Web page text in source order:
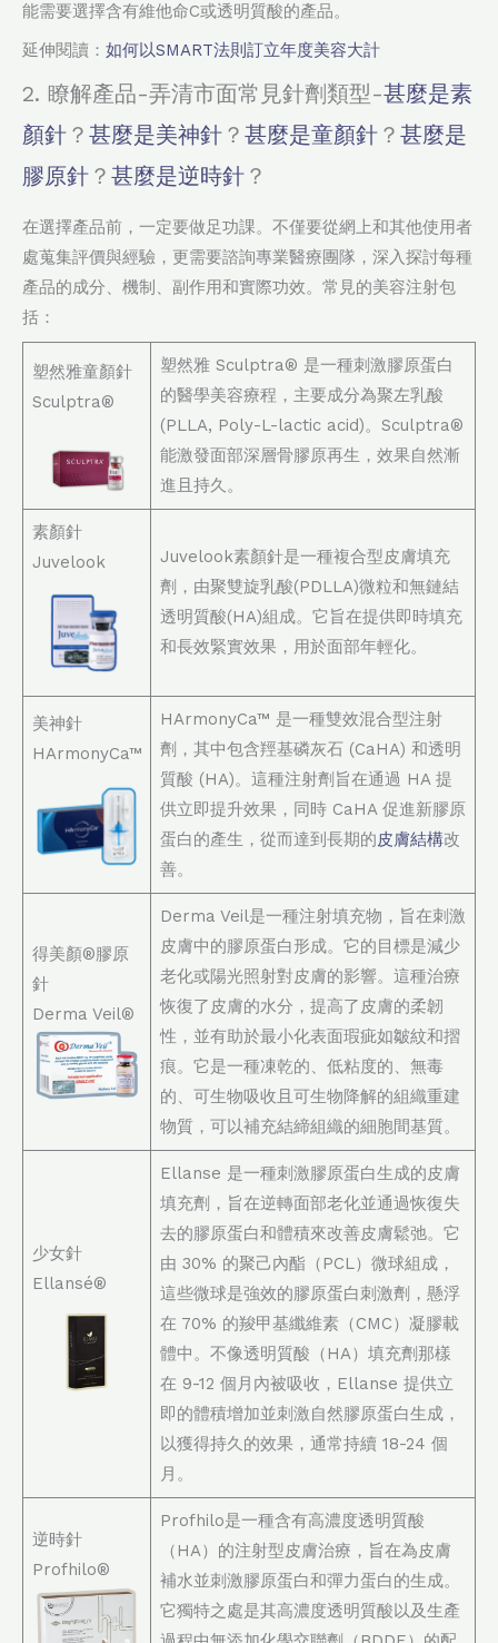
能需要選擇含有維他命C或透明質酸的產品。
延伸閱讀： 如何以SMART法則訂立年度美容大計
2. 瞭解產品-弄清市面常見針劑類型-甚麼是素
顏針 ？ 甚麼是美神針 ？ 甚麼是童顏針 ？ 甚麼是
膠原針 ？ 甚麼是逆時針 ？
在選擇產品前，一定要做足功課。不僅要從網上和其他使用者
處蒐集評價與經驗，更需要諮詢專業醫療團隊，深入探討每種
產品的成分、機制、副作用和實際功效。常見的美容注射包
括：
塑然雅童顏針
Sculptra®
塑然雅 Sculptra® 是一種刺激膠原蛋白
的醫學美容療程，主要成分為聚左乳酸
(PLLA, Poly-L-lactic acid)。Sculptra®
能激發面部深層骨膠原再生，效果自然漸
進且持久。
素顏針
Juvelook
Juvelook素顏針是一種複合型皮膚填充
劑，由聚雙旋乳酸(PDLLA)微粒和無鏈結
透明質酸(HA)組成。它旨在提供即時填充
和長效緊實效果，用於面部年輕化。
美神針
HArmonyCa™
HArmonyCa™ 是一種雙效混合型注射
劑，其中包含羥基磷灰石 (CaHA) 和透明
質酸 (HA)。這種注射劑旨在通過 HA 提
供立即提升效果，同時 CaHA 促進新膠原
蛋白的產生，從而達到長期的皮膚結構改
善。
得美顏®膠原
針
Derma Veil®
Derma Veil是一種注射填充物，旨在刺激
皮膚中的膠原蛋白形成。它的目標是減少
老化或陽光照射對皮膚的影響。這種治療
恢復了皮膚的水分，提高了皮膚的柔韌
性，並有助於最小化表面瑕疵如皺紋和摺
痕。它是一種凍乾的、低粘度的、無毒
的、可生物吸收且可生物降解的組織重建
物質，可以補充結締組織的細胞間基質。
少女針
Ellansé®
Ellanse 是一種刺激膠原蛋白生成的皮膚
填充劑，旨在逆轉面部老化並通過恢復失
去的膠原蛋白和體積來改善皮膚鬆弛。它
由 30% 的聚己內酯（PCL）微球組成，
這些微球是強效的膠原蛋白刺激劑，懸浮
在 70% 的羧甲基纖維素（CMC）凝膠載
體中。不像透明質酸（HA）填充劑那樣
在 9-12 個月內被吸收，Ellanse 提供立
即的體積增加並刺激自然膠原蛋白生成，
以獲得持久的效果，通常持續 18-24 個
月。
逆時針
Profhilo®
Profhilo是一種含有高濃度透明質酸
（HA）的注射型皮膚治療，旨在為皮膚
補水並刺激膠原蛋白和彈力蛋白的生成。
它獨特之處是其高濃度透明質酸以及生產